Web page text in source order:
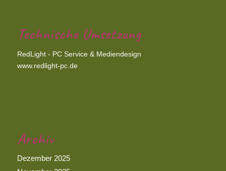
Technische Umsetzung
RedLight - PC Service & Mediendesign
www.redlight-pc.de
Archiv
Dezember 2025